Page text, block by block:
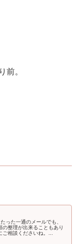
前。
った一通のメールでも、
整理が出来ることもあり
相談くださいね。...